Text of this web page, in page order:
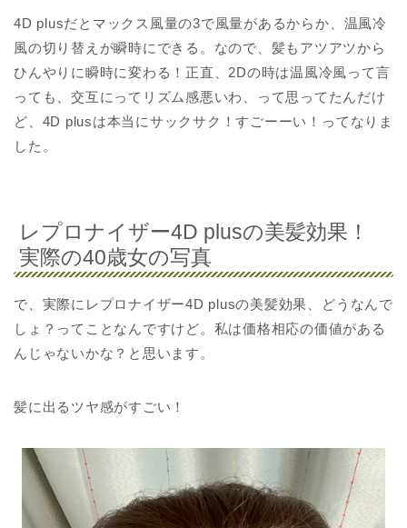
4D plusだとマックス風量の3で風量があるからか、温風冷
風の切り替えが瞬時にできる。なので、髪もアツアツから
ひんやりに瞬時に変わる！正直、2Dの時は温風冷風って言
っても、交互にってリズム感悪いわ、って思ってたんだけ
ど、4D plusは本当にサックサク！すごーーい！ってなりま
した。
レプロナイザー4D plusの美髪効果！
実際の40歳女の写真
で、実際にレプロナイザー4D plusの美髪効果、どうなんで
しょ？ってことなんですけど。私は価格相応の価値がある
んじゃないかな？と思います。
髪に出るツヤ感がすごい！